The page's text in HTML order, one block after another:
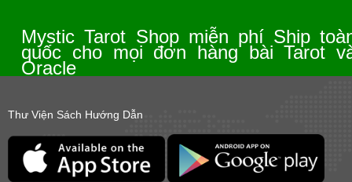
Mystic Tarot Shop miễn phí Ship
quốc cho mọi đơn hàng bài Tarot
Oracle
Thư Viện Sách Hướng Dẫn